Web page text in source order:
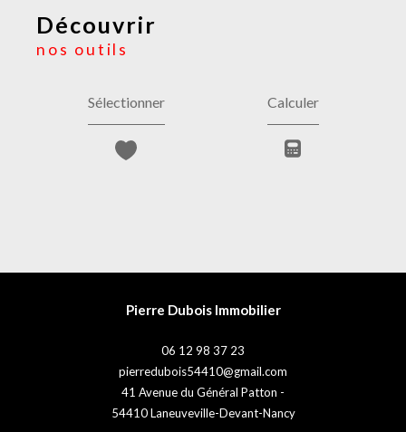
découvrir
nos outils
Sélectionner Calculer
Pierre Dubois Immobilier
06 12 98 37 23
pierredubois54410@gmail.com
41 Avenue du Général Patton -
54410 Laneuveville-Devant-Nancy